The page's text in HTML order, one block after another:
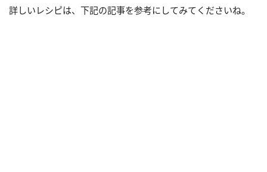
詳しいレシピは、下記の記事を参考にしてみてくださいね。